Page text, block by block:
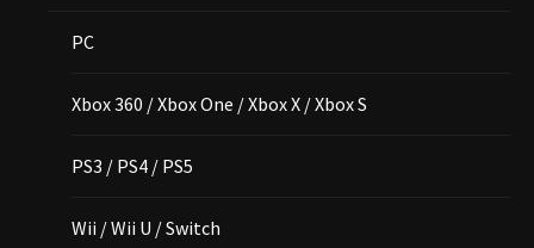
PC
Xbox 360 / Xbox One / Xbox X / Xbox S
PS3 / PS4 / PS5
Wii / Wii U / Switch